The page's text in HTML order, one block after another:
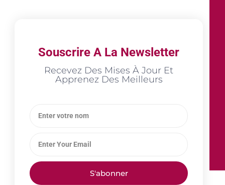
Souscrire A La Newsletter
Recevez Des Mises À Jour Et
Apprenez Des Meilleurs
S'abonner